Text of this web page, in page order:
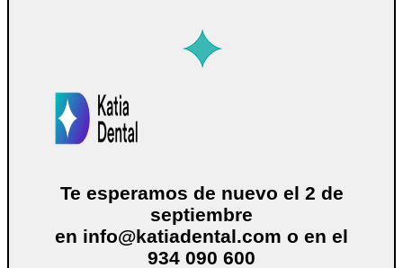
Te esperamos de nuevo el 2 de
septiembre
en info@katiadental.com o en el
934 090 600